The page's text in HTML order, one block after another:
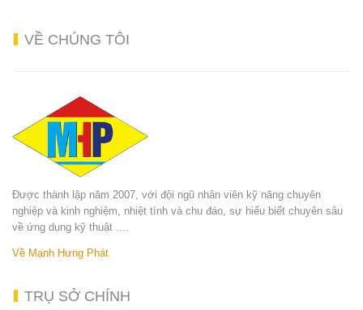
VỀ CHÚNG TÔI
Được thành lập năm 2007, với đội ngũ nhân viên kỹ năng chuyên
nghiệp và kinh nghiệm, nhiệt tình và chu đáo, sự hiểu biết chuyên sâu
về ứng dụng kỹ thuật ....
Về Mạnh Hưng Phát
TRỤ SỞ CHÍNH